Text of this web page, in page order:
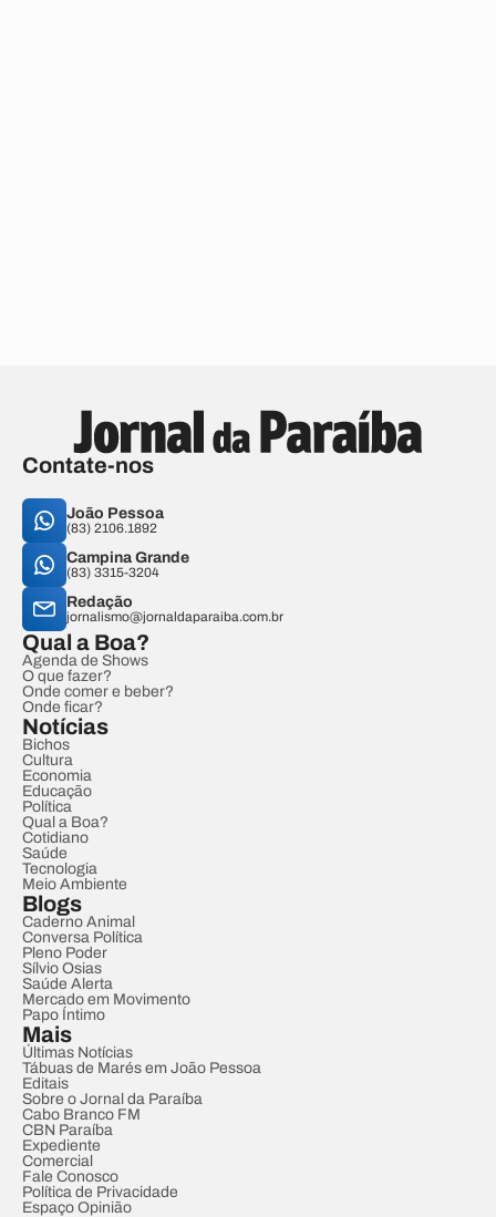
Contate-nos
João Pessoa
(83) 2106.1892
Campina Grande
(83) 3315-3204
Redação
jornalismo@jornaldaparaiba.com.br
Qual a Boa?
Agenda de Shows
O que fazer?
Onde comer e beber?
Onde ficar?
Notícias
Bichos
Cultura
Economia
Educação
Política
Qual a Boa?
Cotidiano
Saúde
Tecnologia
Meio Ambiente
Blogs
Caderno Animal
Conversa Política
Pleno Poder
Sílvio Osias
Saúde Alerta
Mercado em Movimento
Papo Íntimo
Mais
Últimas Notícias
Tábuas de Marés em João Pessoa
Editais
Sobre o Jornal da Paraíba
Cabo Branco FM
CBN Paraíba
Expediente
Comercial
Fale Conosco
Política de Privacidade
Espaço Opinião